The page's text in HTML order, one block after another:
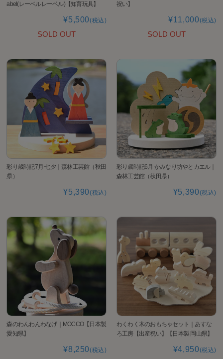
abel(レーベルレーベル)【知育玩具】
¥5,500(税込)
SOLD OUT
祝い】
¥11,000(税込)
SOLD OUT
彩り歳時記7月 七夕｜森林工芸館（秋田
県）
¥5,390(税込)
彩り歳時記6月 かみなり坊やとカエル｜
森林工芸館（秋田県）
¥5,390(税込)
森のわんわんわなげ｜MOCCO【日本製
愛知県】
¥8,250(税込)
わくわく木のおもちゃセット｜あすな
ろ工房【出産祝い】【日本製 岡山県】
¥4,950(税込)